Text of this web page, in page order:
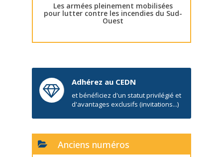
Les armées pleinement mobilisées
pour lutter contre les incendies du Sud-
Ouest
Adhérez au CEDN
et bénéficiez d'un statut privilégié et
d'avantages exclusifs (invitations...)
Anciens numéros